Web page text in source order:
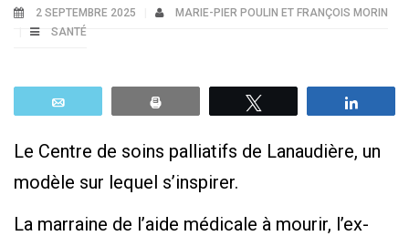
2 SEPTEMBRE 2025
MARIE-PIER POULIN ET FRANÇOIS MORIN
SANTÉ
Le Centre de soins palliatifs de Lanaudière, un
modèle sur lequel s’inspirer.
La marraine de l’aide médicale à mourir, l’ex-